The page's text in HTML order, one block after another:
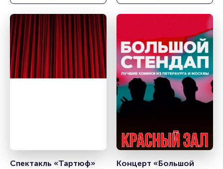
Спектакль «Тартюф»
Концерт «Большой